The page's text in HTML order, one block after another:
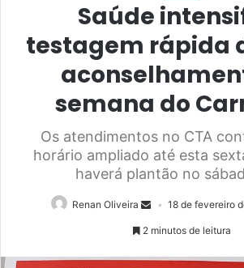
Saúde
testagem rápida
semana do
Os atendimentos no CTA
horário ampliado até esta
haverá plantão no
Renan Oliveira 18 de fevereiro
2 minutos de leitura